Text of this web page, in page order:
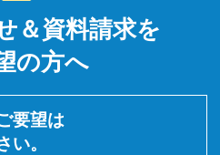
＆資料請求を
の方へ
要望は
い。